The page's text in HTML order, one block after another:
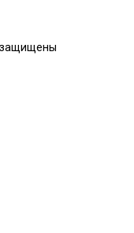
защищены